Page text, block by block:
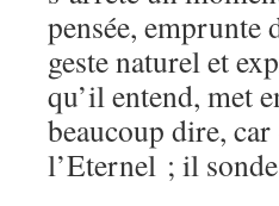
pensée, emprunte
geste naturel et
qu’il entend, met
beaucoup dire,
l’Eternel ; il